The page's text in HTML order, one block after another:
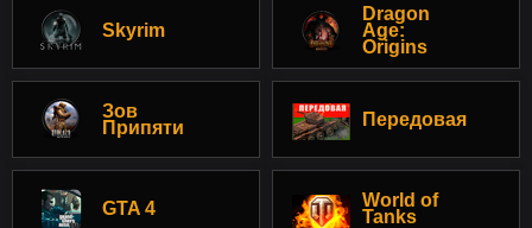
Skyrim
Dragon
Age:
Origins
Зов
Припяти
Передовая
GTA 4
World of
Tanks